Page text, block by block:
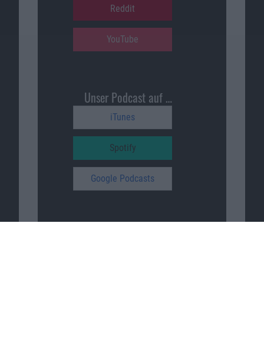
Reddit
YouTube
Unser Podcast auf …
iTunes
Spotify
Google Podcasts